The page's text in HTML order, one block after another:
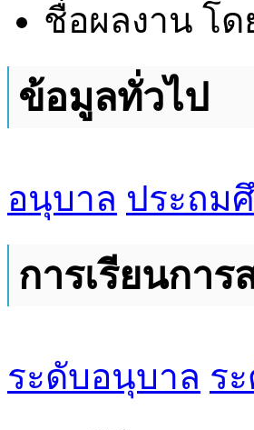
ชื่อผลงาน โด
ข้อมูลทั่วไป
อนุบาล ประถม
การเรียนการ
ระดับอนุบาล ร